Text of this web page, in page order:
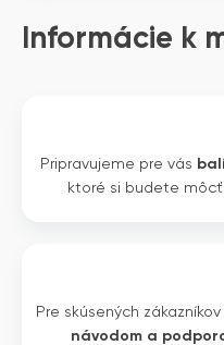
Informácie k
Pripravujeme pre vás
ktoré si budete
Pre skúsených
návodom a